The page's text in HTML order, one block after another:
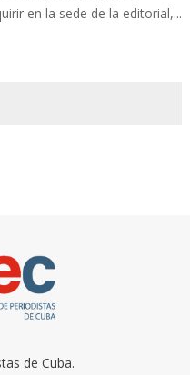
en la sede de la editorial,...
de Cuba.